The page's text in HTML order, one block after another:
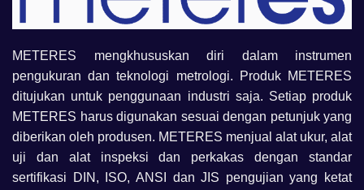
METERES mengkhususkan diri dalam instrumen
pengukuran dan teknologi metrologi. Produk METERES
ditujukan untuk penggunaan industri saja. Setiap produk
METERES harus digunakan sesuai dengan petunjuk yang
diberikan oleh produsen. METERES menjual alat ukur, alat
uji dan alat inspeksi dan perkakas dengan standar
sertifikasi DIN, ISO, ANSI dan JIS pengujian yang ketat